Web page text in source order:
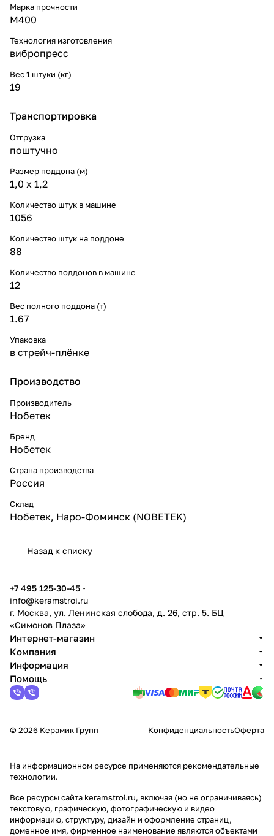
Марка прочности
М400
Технология изготовления
вибропресс
Вес 1 штуки (кг)
19
Транспортировка
Отгрузка
поштучно
Размер поддона (м)
1,0 х 1,2
Количество штук в машине
1056
Количество штук на поддоне
88
Количество поддонов в машине
12
Вес полного поддона (т)
1.67
Упаковка
в стрейч-плёнке
Производство
Производитель
Нобетек
Бренд
Нобетек
Страна производства
Россия
Склад
Нобетек, Наро-Фоминск (NOBETEK)
Назад к списку
+7 495 125-30-45
info@keramstroi.ru
г. Москва, ул. Ленинская слобода, д. 26, стр. 5. БЦ
«Симонов Плаза»
Интернет-магазин
Компания
Информация
Помощь
© 2026 Керамик Групп КонфиденциальностьОферта
На информационном ресурсе применяются рекомендательные
технологии.
Все ресурсы сайта keramstroi.ru, включая (но не ограничиваясь)
текстовую, графическую, фотографическую и видео
информацию, структуру, дизайн и оформление страниц,
доменное имя, фирменное наименование являются объектами